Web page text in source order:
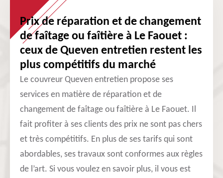
Prix de réparation et de changement
de faîtage ou faîtière à Le Faouet :
ceux de Queven entretien restent les
plus compétitifs du marché
Le couvreur Queven entretien propose ses
services en matière de réparation et de
changement de faîtage ou faîtière à Le Faouet. Il
fait profiter à ses clients des prix ne sont pas chers
et très compétitifs. En plus de ses tarifs qui sont
abordables, ses travaux sont conformes aux règles
de l’art. Si vous voulez en savoir plus, il vous est